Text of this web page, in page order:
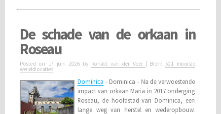
De schade van de orkaan in
Roseau
Posted on 17 juni 2026by Ronald van der Veer | Bron: 501 mooiste
wereldlocaties
Dominica - Dominica - Na de verwoestende
impact van orkaan Maria in 2017 onderging
Roseau, de hoofdstad van Dominica, een
lange weg van herstel en wederopbouw.